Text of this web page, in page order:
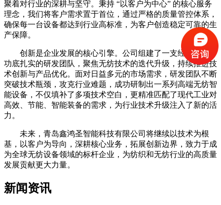
聚着对行业的深耕与坚守。秉持 “以客户为中心” 的核心服务
理念，我们将客户需求置于首位，通过严格的质量管控体系，
确保每一台设备都达到行业高标准，为客户创造稳定可靠的生
产保障。
创新是企业发展的核心引擎。公司组建了一支经验丰富、
功底扎实的研发团队，聚焦无纺技术的迭代升级，持续推进技
术创新与产品优化。面对日益多元的市场需求，研发团队不断
突破技术瓶颈，攻克行业难题，成功研制出一系列高端无纺智
能设备，不仅填补了多项技术空白，更精准匹配了现代工业对
高效、节能、智能装备的需求，为行业技术升级注入了新的活
力。
未来，青岛鑫鸿圣智能科技有限公司将继续以技术为根
基，以客户为导向，深耕核心业务，拓展创新边界，致力于成
为全球无纺设备领域的标杆企业，为纺织和无纺行业的高质量
发展贡献更大力量。
新闻资讯